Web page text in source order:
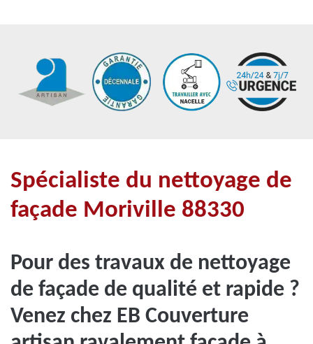
Spécialiste du nettoyage de
façade Moriville 88330
Pour des travaux de nettoyage
de façade de qualité et rapide ?
Venez chez EB Couverture